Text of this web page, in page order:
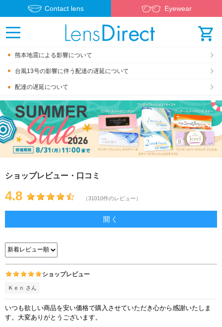
Contact lens Eyewear
熊本地震による影響について
台風13号の影響に伴う配達の遅延について
配達の遅延について
ショップレビュー・口コミ
4.8 （31010件のレビュー）
開く
ショップレビュー
Ｋｅｎ さん
いつも欲しい商品を安い価格で購入させていただき心から感謝いたしま
す。大変ありがとうございます。